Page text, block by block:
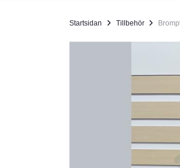
Startsidan Tillbehör